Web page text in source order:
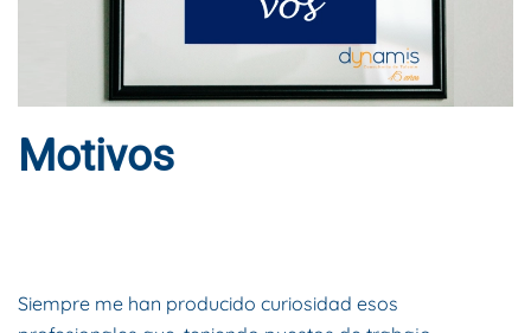
Motivos
Siempre me han producido curiosidad esos